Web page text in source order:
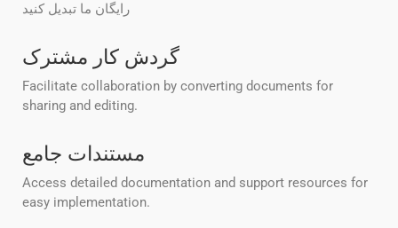
رایگان ما تبدیل کنید
گردش کار مشترک
Facilitate collaboration by converting documents for
sharing and editing.
مستندات جامع
Access detailed documentation and support resources for
easy implementation.